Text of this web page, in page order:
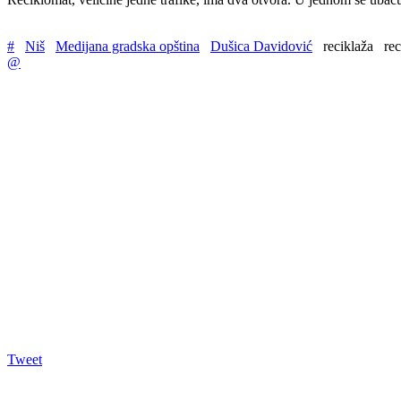
# Niš Medijana gradska opština Dušica Davidović reciklaža
@
Tweet